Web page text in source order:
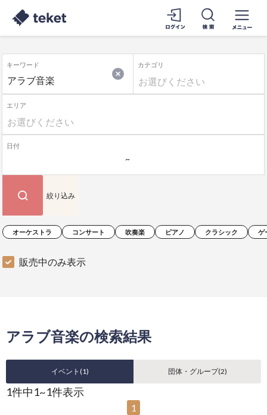
キーワード
オーケストラ コンサート 吹奏楽 ピアノ クラシック ゲ
カテゴリ
エリア
日付
販売中のみ表示
絞り込み
アラブ音楽の検索結果
イベント(1) 団体・グループ(2)
1件中1~1件表示
1